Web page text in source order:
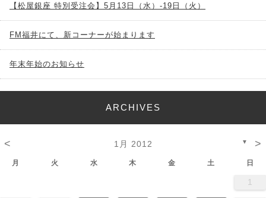
【松屋銀座 特別受注会】5月13日（水）-19日（火）
FM福井にて、新コーナーが始まります
年末年始のお知らせ
ARCHIVES
< 1月 2012 ▼ >
月 火 水 木 金 土 日
1